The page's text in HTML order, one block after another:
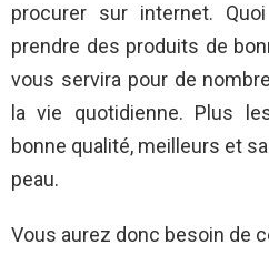
procurer sur internet.
prendre des produits de
vous servira pour de
la vie quotidienne. Plus
bonne qualité, meilleurs et
peau.
Vous aurez donc besoin de